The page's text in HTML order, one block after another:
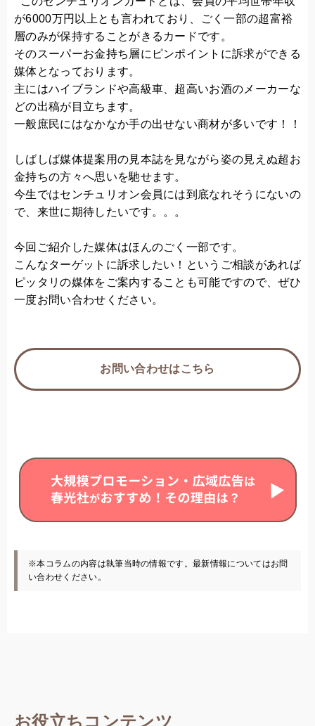
が6000万円以上とも言われており、ごく一部の超富裕
層のみが保持することがきるカードです。
そのスーパーお金持ち層にピンポイントに訴求ができる
媒体となっております。
主にはハイブランドや高級車、超高いお酒のメーカーな
どの出稿が目立ちます。
一般庶民にはなかなか手の出せない商材が多いです！！
しばしば媒体提案用の見本誌を見ながら姿の見えぬ超お
金持ちの方々へ思いを馳せます。
今生ではセンチュリオン会員には到底なれそうにないの
で、来世に期待したいです。。。
今回ご紹介した媒体はほんのごく一部です。
こんなターゲットに訴求したい！というご相談があれば
ピッタリの媒体をご案内することも可能ですので、ぜひ
一度お問い合わせください。
お問い合わせはこちら
※本コラムの内容は執筆当時の情報です。最新情報についてはお問
い合わせください。